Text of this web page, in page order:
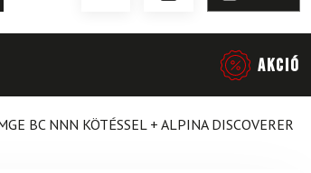
AKCIÓ
BC NNN KÖTÉSSEL + ALPINA DISCOVERER